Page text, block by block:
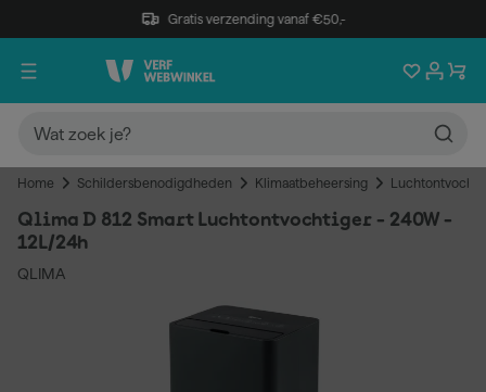
Gratis verzending vanaf €50,-
Home Schildersbenodigdheden Klimaatbeheersing
Qlima D 812 Smart Luchtontvochtiger - 240W -
12L/24h
QLIMA